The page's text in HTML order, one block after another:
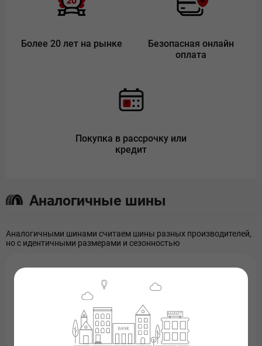
Более 20 лет на рынке
Безопасная онлайн
оплата
Покупка в рассрочку или
кредит
Аналогичные шины
Аналогичными шинами считаем шины разных производителей,
но с идентичными размерами и сезонностью